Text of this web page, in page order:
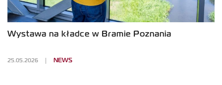
Wystawa na kładce w Bramie Poznania
25.05.2026 NEWS